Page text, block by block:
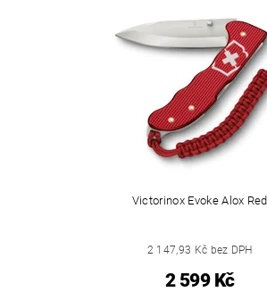
Victorinox Evoke Alox Red
2 147,93 Kč bez DPH
2 599 Kč